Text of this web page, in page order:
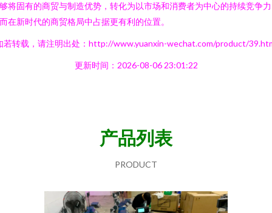
将固有的商贸与制造优势，转化为以市场和消费者为中心的持续竞争
在新时代的商贸格局中占据更有利的位置。
若转载，请注明出处：http://www.yuanxin-wechat.com/product/
更新时间：2026-08-06 23:01:22
产品列表
PRODUCT